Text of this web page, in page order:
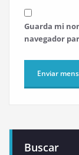
Guarda mi
navegador
Buscar